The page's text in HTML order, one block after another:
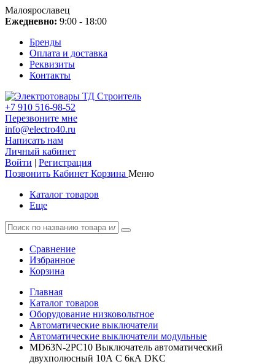
Малоярославец
Ежедневно: 9:00 - 18:00
Бренды
Оплата и доставка
Реквизиты
Контакты
+7 910 516-98-52
Перезвоните мне
info@electro40.ru
Написать нам
Личный кабинет
Войти | Регистрация
Позвонить Кабинет Корзина Меню
Каталог товаров
Еще
Сравнение
Избранное
Корзина
Главная
Каталог товаров
Оборудование низковольтное
Автоматические выключатели
Автоматические выключатели модульные
MD63N-2PC10 Выключатель автоматический
двухполюсный 10А C 6кА DKC